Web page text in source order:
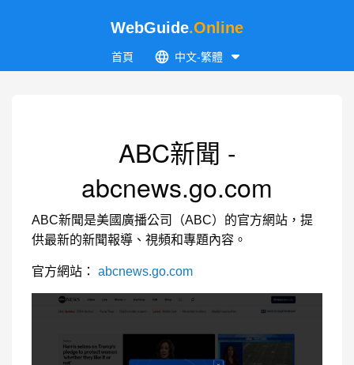
WebGuide.Online
首頁 中文-繁體
ABC新聞 -
abcnews.go.com
ABC新聞是美國廣播公司（ABC）的官方網站，提
供最新的新聞報導、視頻和專題內容。
官方網站： abcnews.go.com